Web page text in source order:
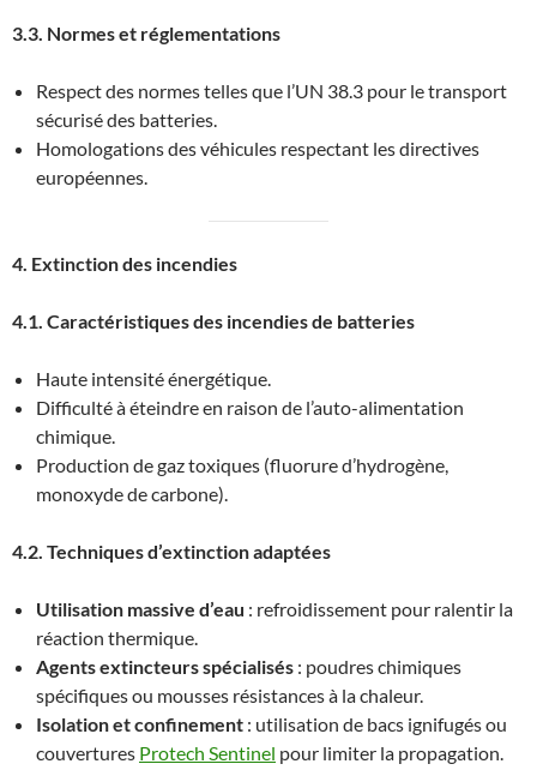
3.3. Normes et réglementations
Respect des normes telles que l’UN 38.3 pour le transport
sécurisé des batteries.
Homologations des véhicules respectant les directives
européennes.
4. Extinction des incendies
4.1. Caractéristiques des incendies de batteries
Haute intensité énergétique.
Difficulté à éteindre en raison de l’auto-alimentation
chimique.
Production de gaz toxiques (fluorure d’hydrogène,
monoxyde de carbone).
4.2. Techniques d’extinction adaptées
Utilisation massive d’eau : refroidissement pour ralentir la
réaction thermique.
Agents extincteurs spécialisés : poudres chimiques
spécifiques ou mousses résistances à la chaleur.
Isolation et confinement : utilisation de bacs ignifugés ou
couvertures Protech Sentinel pour limiter la propagation.